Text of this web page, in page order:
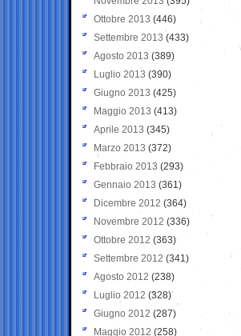
Ottobre 2013 (446)
Settembre 2013 (433)
Agosto 2013 (389)
Luglio 2013 (390)
Giugno 2013 (425)
Maggio 2013 (413)
Aprile 2013 (345)
Marzo 2013 (372)
Febbraio 2013 (293)
Gennaio 2013 (361)
Dicembre 2012 (364)
Novembre 2012 (336)
Ottobre 2012 (363)
Settembre 2012 (341)
Agosto 2012 (238)
Luglio 2012 (328)
Giugno 2012 (287)
Maggio 2012 (258)